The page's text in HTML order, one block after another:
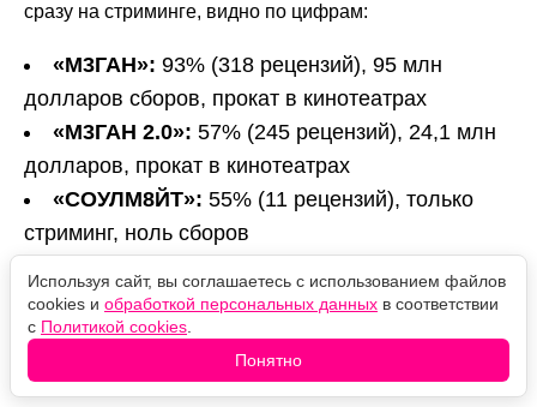
сразу на стриминге, видно по цифрам:
«М3ГАН»: 93% (318 рецензий), 95 млн
долларов сборов, прокат в кинотеатрах
«М3ГАН 2.0»: 57% (245 рецензий), 24,1 млн
долларов, прокат в кинотеатрах
«СОУЛМ8ЙТ»: 55% (11 рецензий), только
стриминг, ноль сборов
Оцените новость
❤️ 🙏 😹 🙀 😿
Используя сайт, вы соглашаетесь с использованием файлов
cookies и обработкой персональных данных в соответствии
с Политикой cookies
Понятно